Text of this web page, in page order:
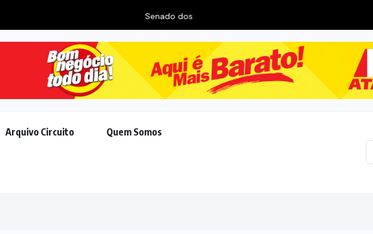
Arquivo Circuito Quem Somos